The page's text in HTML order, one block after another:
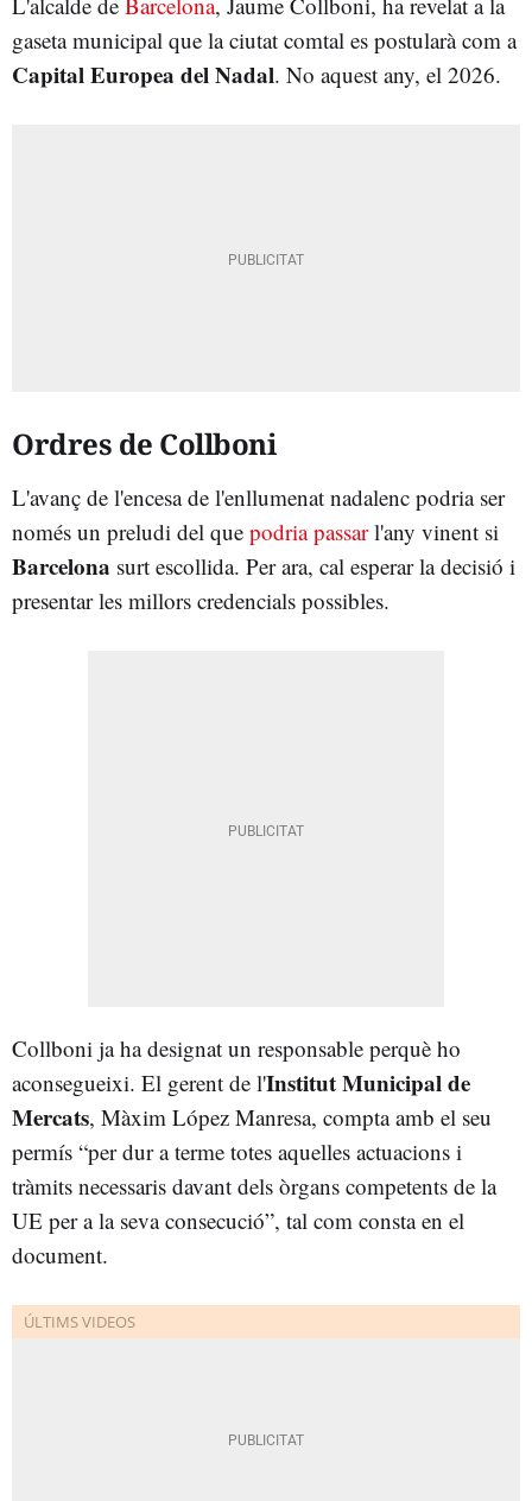
gaseta municipal que la ciutat comtal es postularà com a
Capital Europea del Nadal. No aquest any, el 2026.
Ordres de Collboni
L'avanç de l'encesa de l'enllumenat nadalenc podria ser
només un preludi del que podria passarl'any vinent si
Barcelona surt escollida. Per ara, cal esperar la decisió i
presentar les millors credencials possibles.
Collboni ja ha designat un responsable perquè ho
aconsegueixi. El gerent de l'Institut Municipal de
Mercats, Màxim López Manresa, compta amb el seu
permís “per dur a terme totes aquelles actuacions i
tràmits necessaris davant dels òrgans competents de la
UE per a la seva consecució”, tal com consta en el
document.